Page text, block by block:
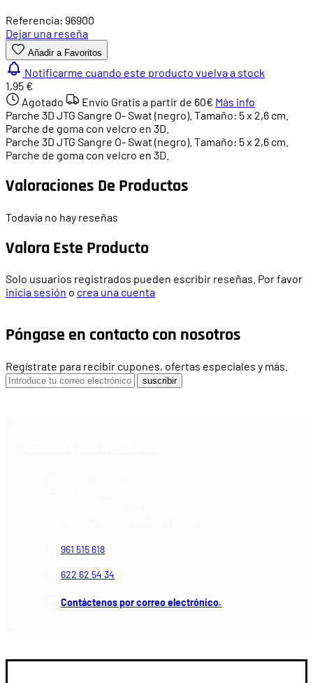
Referencia: 96900
Dejar una reseña
Añadir a Favoritos
Notificarme cuando este producto vuelva a stock
1,95 €
Agotado
Envío Gratis a partir de 60€ Más info
Parche 3D JTG Sangre O- Swat (negro). Tamaño: 5 x 2,6 cm.
Parche de goma con velcro en 3D.
Parche 3D JTG Sangre O- Swat (negro). Tamaño: 5 x 2,6 cm.
Parche de goma con velcro en 3D.
Valoraciones De Productos
Todavía no hay reseñas
Valora Este Producto
Solo usuarios registrados pueden escribir reseñas. Por favor
inicia sesión o crea una cuenta
Póngase en contacto con nosotros
Regístrate para recibir cupones, ofertas especiales y más.
suscribir
961 515 618
622 62 54 34
Contáctenos por correo electrónico.